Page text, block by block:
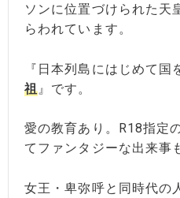
ソンに位置づけられた天
らわれています。
『日本列島にはじめて
祖 』です。
愛の教育あり。R18指定
てファンタジーな出来事
女王・卑弥呼と同時代の